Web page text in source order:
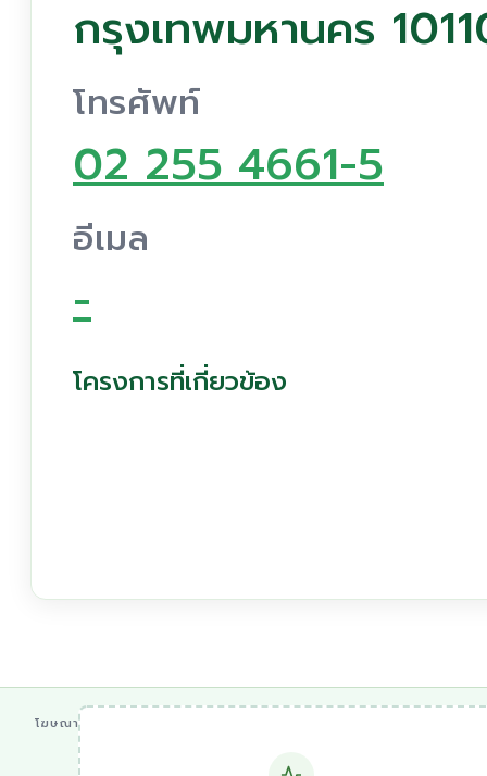
กรุงเทพมหานคร
โทรศัพท์
02 255 4661-5
อีเมล
-
โครงการที่เกี่ยวข้อง
โฆษณา